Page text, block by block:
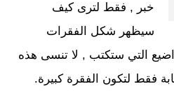
خبر , فقط لترى كيف
سيظهر شكل الفقرات
التي ستكتب , لا تنسى هذه
فقط لتكون الفقرة كبيرة.